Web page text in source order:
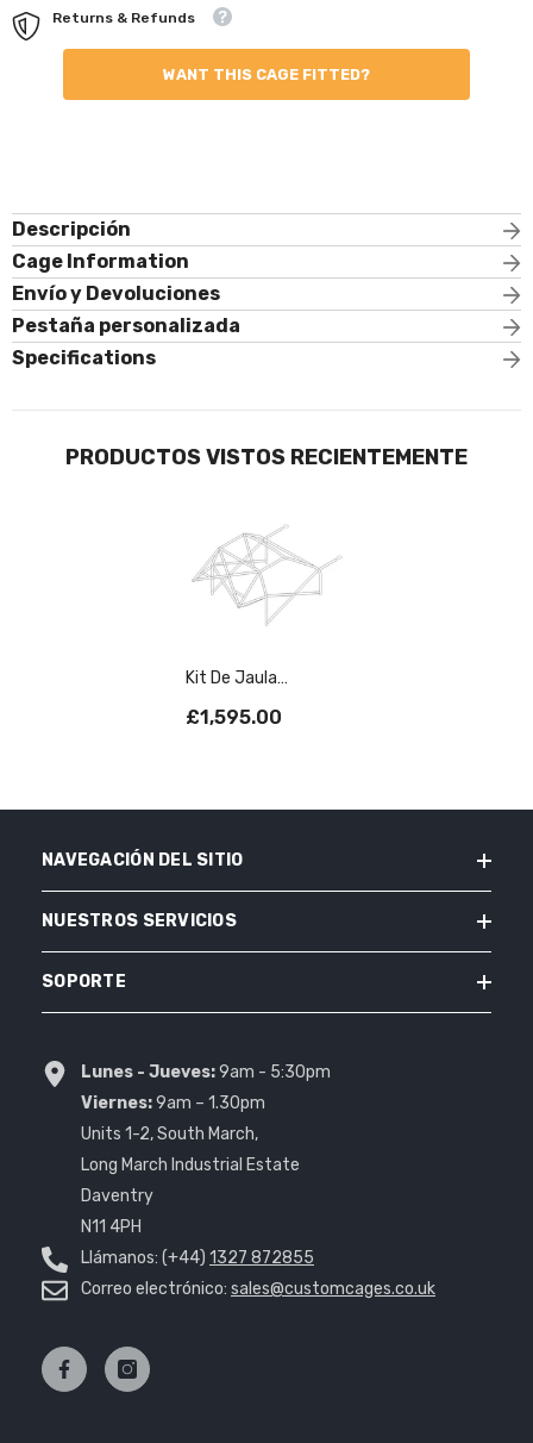
NISSAN
Almera.
NISSAN
la
Returns & Refunds
WANT THIS CAGE FITTED?
Descripción
Cage Information
Envío y Devoluciones
Pestaña personalizada
Specifications
PRODUCTOS VISTOS RECIENTEMENTE
Kit De Jaula
Multipunto T45
Homologado Por La
£1,595.00
NAVEGACIÓN DEL SITIO
NUESTROS SERVICIOS
SOPORTE
Lunes - Jueves:9am - 5:30pm
Viernes:9am – 1.30pm
Units 1-2, South March,
Long March Industrial Estate
Daventry
N11 4PH
Llámanos: (+44) 1327 872855
Correo electrónico: sales@customcages.co.uk